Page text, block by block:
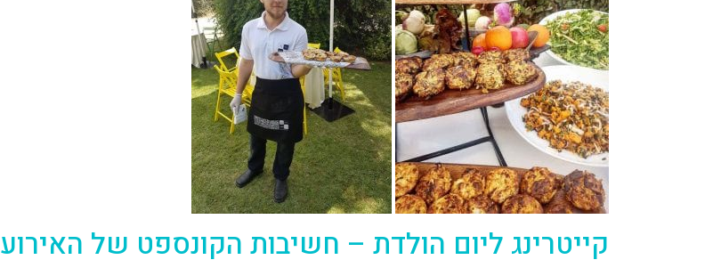
קייטרינג ליום הולדת – חשיבות הקונספט של האירוע